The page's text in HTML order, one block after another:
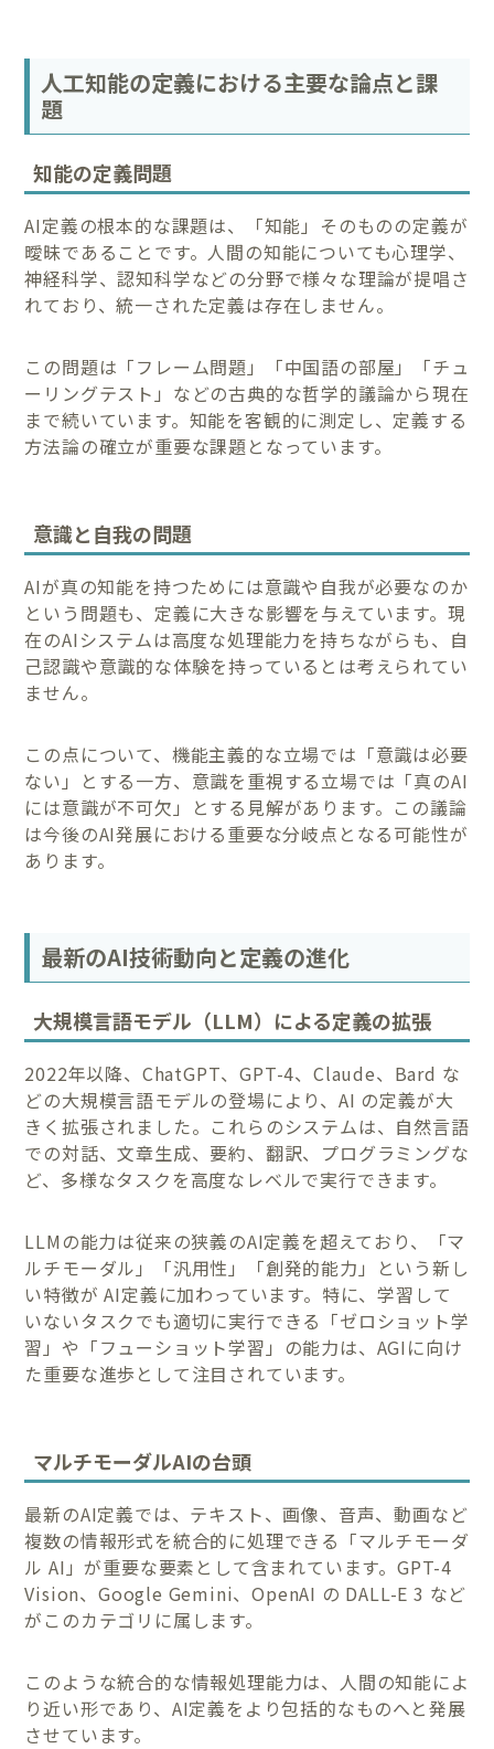
人工知能の定義における主要な論点と課
題
知能の定義問題
AI定義の根本的な課題は、「知能」そのものの定義が
曖昧であることです。人間の知能についても心理学、
神経科学、認知科学などの分野で様々な理論が提唱さ
れており、統一された定義は存在しません。
この問題は「フレーム問題」「中国語の部屋」「チュ
ーリングテスト」などの古典的な哲学的議論から現在
まで続いています。知能を客観的に測定し、定義する
方法論の確立が重要な課題となっています。
意識と自我の問題
AIが真の知能を持つためには意識や自我が必要なのか
という問題も、定義に大きな影響を与えています。現
在のAIシステムは高度な処理能力を持ちながらも、自
己認識や意識的な体験を持っているとは考えられてい
ません。
この点について、機能主義的な立場では「意識は必要
ない」とする一方、意識を重視する立場では「真のAI
には意識が不可欠」とする見解があります。この議論
は今後のAI発展における重要な分岐点となる可能性が
あります。
最新のAI技術動向と定義の進化
大規模言語モデル（LLM）による定義の拡張
2022年以降、ChatGPT、GPT-4、Claude、Bard な
どの大規模言語モデルの登場により、AI の定義が大
きく拡張されました。これらのシステムは、自然言語
での対話、文章生成、要約、翻訳、プログラミングな
ど、多様なタスクを高度なレベルで実行できます。
LLMの能力は従来の狭義のAI定義を超えており、「マ
ルチモーダル」「汎用性」「創発的能力」という新し
い特徴が AI定義に加わっています。特に、学習して
いないタスクでも適切に実行できる「ゼロショット学
習」や「フューショット学習」の能力は、AGIに向け
た重要な進歩として注目されています。
マルチモーダルAIの台頭
最新のAI定義では、テキスト、画像、音声、動画など
複数の情報形式を統合的に処理できる「マルチモーダ
ル AI」が重要な要素として含まれています。GPT-4
Vision、Google Gemini、OpenAI の DALL-E 3 など
がこのカテゴリに属します。
このような統合的な情報処理能力は、人間の知能によ
り近い形であり、AI定義をより包括的なものへと発展
させています。